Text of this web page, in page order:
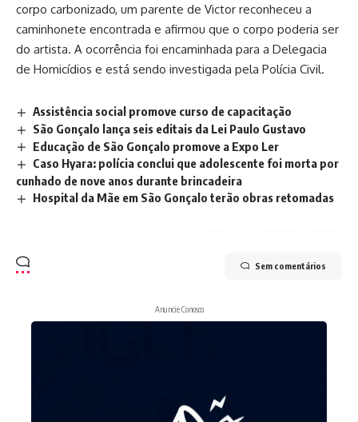
corpo carbonizado, um parente de Victor reconheceu a
caminhonete encontrada e afirmou que o corpo poderia ser
do artista. A ocorrência foi encaminhada para a Delegacia
de Homicídios e está sendo investigada pela Polícia Civil.
Assistência social promove curso de capacitação
São Gonçalo lança seis editais da Lei Paulo Gustavo
Educação de São Gonçalo promove a Expo Ler
Caso Hyara: polícia conclui que adolescente foi morta por
cunhado de nove anos durante brincadeira
Hospital da Mãe em São Gonçalo terão obras retomadas
Sem comentários
Anuncie Conosco